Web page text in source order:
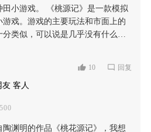
如果冒雨前行去上班的话，也大概
但是如果不去上班的话，又会被
水等等，因此游玩这款游戏除了
数很高之外，他甚至还在心灵层面
的设计上我个人也是没有想到，在
这么齐全的设备设施。他甚至有
田一路发展到古代的风格建筑类
食储备，而往大的走则是可以细
动作有点生硬，村民采集资源、建
都是一样的，大部分物体都是静
会随风摇摆。这让整个游戏世界
游戏本身没有太大影响，但还是希
很适合这个“世外桃源”的背景。
像村民采集资源时发出的声音制
乐没有多大亮点，但也没有什么
休闲游戏来说，音乐并不是很重
款游戏的音乐还是可以接受的。总
们只作上船只颠沛流离，接下的剧
吧，我就不多说了，可在进入游
只给我一种比较潦草的感觉，要
玩家一种绘画的感觉，而且还有一
充满着中国传统文化的韵味，但
等建模形象都非常的“糙”，②.人
假了，给我一种纸片人的感觉。
：①.像桃树，竹子等这类树会有
微风扶过似的。②.人物不光会来回
，资源散乱的分布，却不自然，像
有些突兀。并且画面中的人物，
也很僵硬，虽然有点像中国传统
，但开始时还是有些不习惯，不过
突兀了。 【特色的模拟经营，更像
模拟经营游戏，资源采集、建筑开
都是比较常规的，但桃源记相较于
，创新可以说是比较多的，游戏
游戏的玩法更丰富,也在一定程度上
。另外游戏也会有突发事件，个
算高，但也丰富了游戏的玩法，
戏的可玩性也不是特别高。游戏玩
特别是后面玩的时候，并不需要一
更多的游戏时间都在“挂机”，等
待他们建造建筑物等等，感觉没
。特别是到了游戏中后期，基本
田小游戏。 《桃源记》是一款模拟
戏。游戏的主要玩法和市面上的
类似，可以说是几乎没有什么很
是种田。该游戏相当于其他种田游
行一些收集，建造等操作。游戏的
比较通俗易懂的。玩家前期只需
作就可以理解该游戏的大部分内
单的收集操作，以及建造一些基
于最近推出的桃源深处有人家而
10 回复
友 客人
渊明的作品《桃花源记》，我想